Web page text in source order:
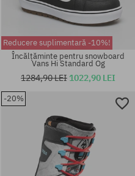
Mărimi existente:
Reducere suplimentară -10%!
Încălțăminte pentru snowboard
Vans Hi Standard Og
1284,90 LEI 1022,90 LEI
-20%